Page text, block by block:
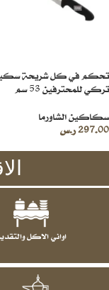
تحكم في كل شريحة سكين
تركي للمحترفين 53 سم
سكاكين الشاورما
297.00ر.س
اواني الاكل